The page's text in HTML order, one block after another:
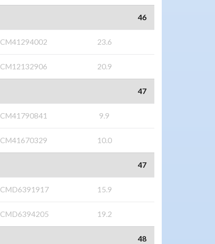
46
CM41294002 23.6
CM12132906 20.9
47
CM41790841 9.9
CM41670329 10.0
47
CMD6391917 15.9
CMD6394205 19.2
48